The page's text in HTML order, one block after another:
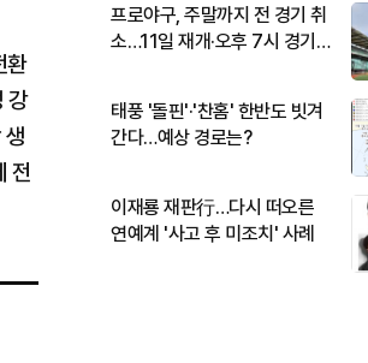
환
강
전
프로야구, 주말까지 전 경기 취
소…11일 재개·오후 7시 경기
태풍 '돌핀'·'찬홈' 한반도 빗겨
간다…예상 경로는?
이재룡 재판行…다시 떠오른
연예계 '사고 후 미조치' 사례